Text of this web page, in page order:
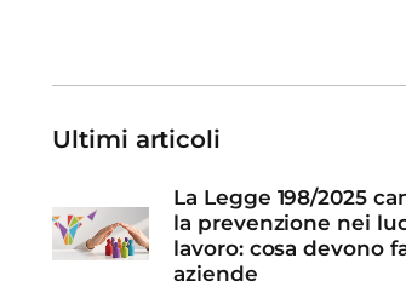
Ultimi articoli
La Legge 198/2025
la prevenzione nei
lavoro: cosa devono
aziende